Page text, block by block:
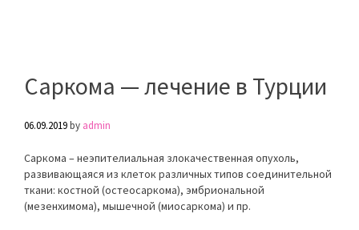
Саркома — лечение в Турции
06.09.2019by admin
Саркома – неэпителиальная злокачественная опухоль,
развивающаяся из клеток различных типов соединительной
ткани: костной (остеосаркома), эмбриональной
(мезенхимома), мышечной (миосаркома) и пр.